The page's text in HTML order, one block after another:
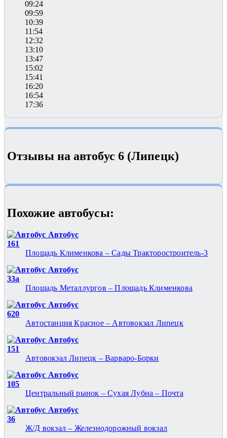
09:24
09:59
10:39
11:54
12:32
13:10
13:47
15:02
15:41
16:20
16:54
17:36
Отзывы на автобус 6 (Липецк)
Похожие автобуcы:
Автобус
161
Площадь Клименкова – Сады Тракторостроитель-3
Автобус
33а
Площадь Металлургов – Площадь Клименкова
Автобус
620
Автостанция Красное – Автовокзал Липецк
Автобус
151
Автовокзал Липецк – Варваро-Борки
Автобус
105
Центральный рынок – Сухая Лубна – Почта
Автобус
36
Ж/Д вокзал – Железнодорожный вокзал